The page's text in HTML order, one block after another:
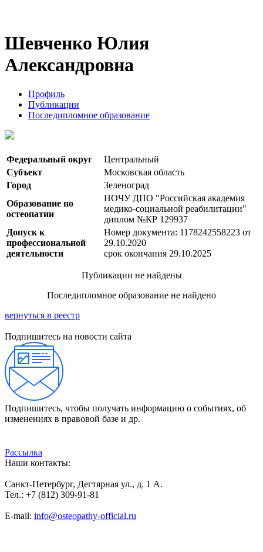
Шевченко Юлия
Александровна
Профиль
Публикации
Последипломное образование
Федеральный округ
Центральный
Субъект
Московская область
Город
Зеленоград
Образование по
остеопатии
НОЧУ ДПО "Российская академия
медико-социальной реабилитации"
диплом №КР 129937
Допуск к
профессиональной
деятельности
Номер документа: 1178242558223 от
29.10.2020
срок окончания 29.10.2025
Публикации не найдены
Последипломное образование не найдено
вернуться в реестр
Подпишитесь на новости сайта
Подпишитесь, чтобы получать информацию о событиях, об
изменениях в правовой базе и др.
Рассылка
Наши контакты:
Санкт-Петербург, Дегтярная ул., д. 1 А.
Тел.: +7 (812) 309-91-81
E-mail: info@osteopathy-official.ru